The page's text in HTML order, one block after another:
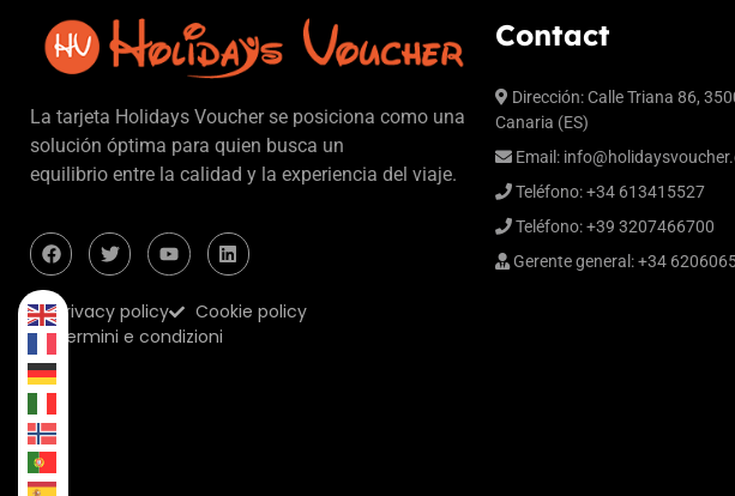
La tarjeta Holidays Voucher se posiciona como una
solución óptima para quien busca un
equilibrio entre la calidad y la experiencia del viaje.
Privacy policy
Cookie policy
Termini e condizioni
Contact
Dirección: Calle Triana 86,
Canaria (ES)
Email:
Teléfono: +34 613415527
Teléfono: +39 3207466700
Gerente general: +34